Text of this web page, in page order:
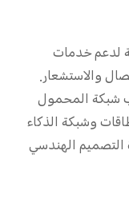
لدعم خدمات
والاستشعار.
شبكة المحمول
وشبكة الذكاء
التصميم الهندسي